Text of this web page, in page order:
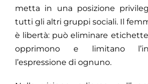
metta in una posizione
tutti gli altri gruppi sociali. Il
è libertà: può eliminare
opprimono e limitano
l’espressione di ognuno.